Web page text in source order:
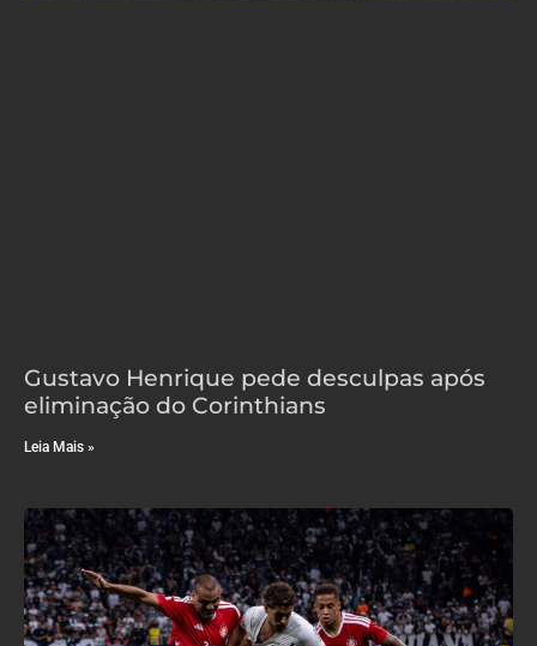
Gustavo Henrique pede desculpas após
eliminação do Corinthians
Leia Mais »